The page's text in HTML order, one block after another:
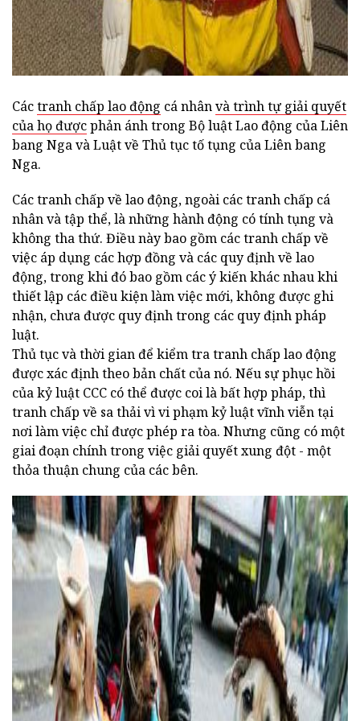
Cáctranh chấp lao động cá nhânvà trình tự giải quyết
của họ đượcphản ánh trong Bộ luật Lao động của Liên
bang Nga và Luật về Thủ tục tố tụng của Liên bang
Nga.
Các tranh chấp về lao động, ngoài các tranh chấp cá
nhân và tập thể, là những hành động có tính tụng và
không tha thứ. Điều này bao gồm các tranh chấp về
việc áp dụng các hợp đồng và các quy định về lao
động, trong khi đó bao gồm các ý kiến khác nhau khi
thiết lập các điều kiện làm việc mới, không được ghi
nhận, chưa được quy định trong các quy định pháp
luật.
Thủ tục và thời gian để kiểm tra tranh chấp lao động
được xác định theo bản chất của nó. Nếu sự phục hồi
của kỷ luật CCC có thể được coi là bất hợp pháp, thì
tranh chấp về sa thải vì vi phạm kỷ luật vĩnh viễn tại
nơi làm việc chỉ được phép ra tòa. Nhưng cũng có một
giai đoạn chính trong việc giải quyết xung đột - một
thỏa thuận chung của các bên.